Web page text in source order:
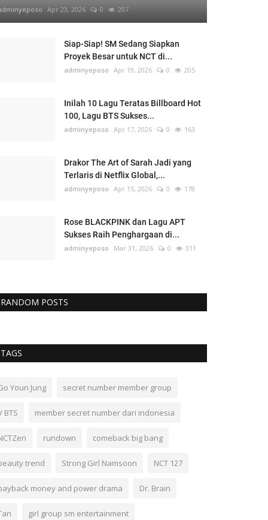
Apr 23, 2026 0 207
Siap-Siap! SM Sedang Siapkan
Proyek Besar untuk NCT di...
adminyeposo Apr 19, 2026 0 205
Inilah 10 Lagu Teratas Billboard Hot
100, Lagu BTS Sukses...
adminyeposo Apr 17, 2026 0 163
Drakor The Art of Sarah Jadi yang
Terlaris di Netflix Global,...
adminyeposo Apr 15, 2026 0 178
Rose BLACKPINK dan Lagu APT
Sukses Raih Penghargaan di...
adminyeposo Mar 31, 2026 0 311
RANDOM POSTS
TAGS
Youn Jung secret number member group
BTS member secret number dari indonesia
rundown comeback big bang
trend Strong Girl Namsoon NCT 127
money and power drama Dr. Brain
girl group sm entertainment